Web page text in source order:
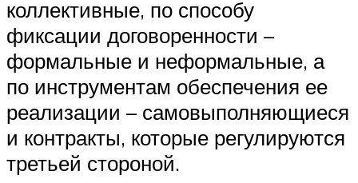
коллективные, по способу
фиксации договоренности –
формальные и неформальные, а
по инструментам обеспечения ее
реализации – самовыполняющиеся
и контракты, которые регулируются
третьей стороной.